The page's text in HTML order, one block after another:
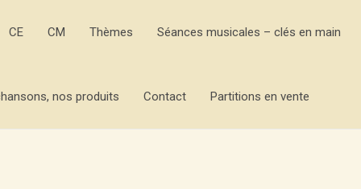
CE CM Thèmes Séances musicales – clés en main
nos produits Contact Partitions en vente